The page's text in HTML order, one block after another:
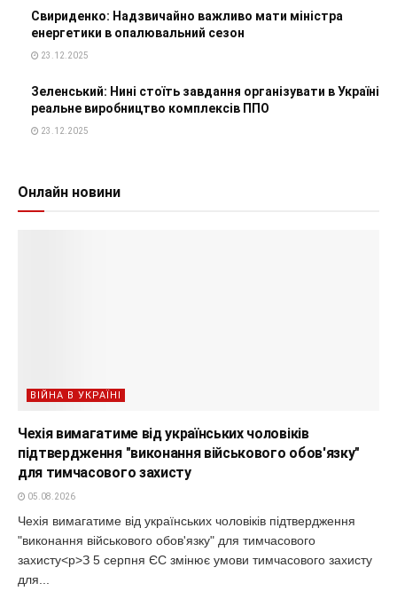
Свириденко: Надзвичайно важливо мати міністра
енергетики в опалювальний сезон
23.12.2025
Зеленський: Нині стоїть завдання організувати в Україні
реальне виробництво комплексів ППО
23.12.2025
Онлайн новини
ВІЙНА В УКРАЇНІ
Чехія вимагатиме від українських чоловіків
підтвердження "виконання військового обов'язку"
для тимчасового захисту
05.08.2026
Чехія вимагатиме від українських чоловіків підтвердження
"виконання військового обов'язку" для тимчасового
захисту<p>З 5 серпня ЄС змінює умови тимчасового захисту
для...